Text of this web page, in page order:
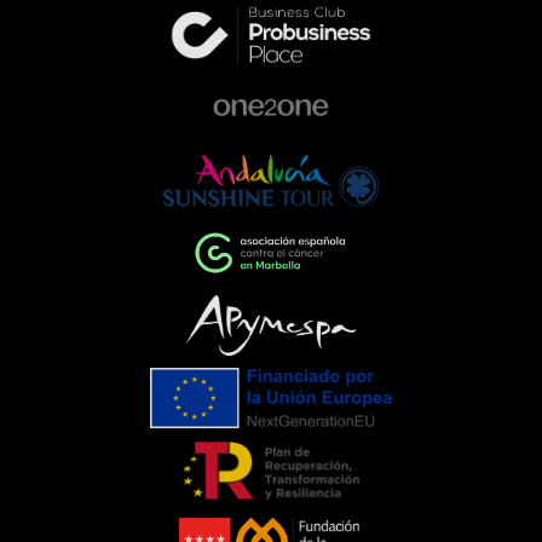
excelencia en el sector de la
automoción. Queremos ser parte activa
de la comunidad, colaborando con
sociedad más comprometida y más
humana.Empresas que impulsan el
cambioEventos como la Gala de la AECC
ponen de manifiesto el importante
papel que pueden desempeñar las
empresas cuando unen esfuerzos en
torno a una causa común. La
colaboración entre entidades,
organizaciones y ciudadanía demuestra
que, trabajando juntos, es posible
generar un impacto que trasciende el
propio evento.Para C. de Salamanca,